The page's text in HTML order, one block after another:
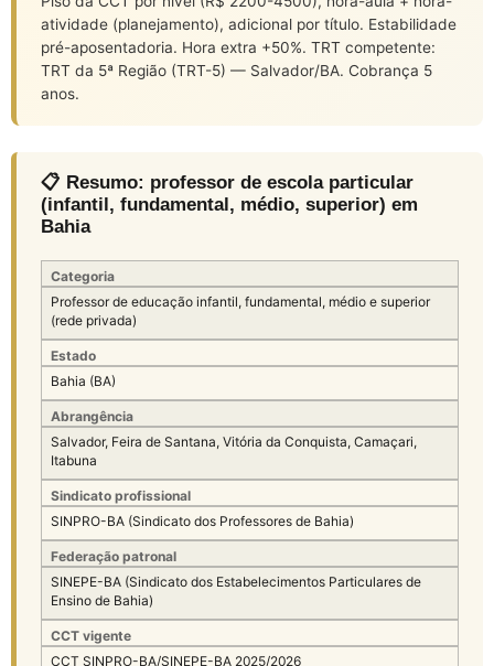
atividade (planejamento), adicional por título. Estabilidade
pré-aposentadoria. Hora extra +50%. TRT competente:
TRT da 5ª Região (TRT-5) — Salvador/BA. Cobrança 5
anos.
📋 Resumo: professor de escola particular
(infantil, fundamental, médio, superior) em
Bahia
Categoria
Professor de educação infantil, fundamental, médio e superior
(rede privada)
Estado
Bahia (BA)
Abrangência
Salvador, Feira de Santana, Vitória da Conquista, Camaçari,
Itabuna
Sindicato profissional
SINPRO-BA (Sindicato dos Professores de Bahia)
Federação patronal
SINEPE-BA (Sindicato dos Estabelecimentos Particulares de
Ensino de Bahia)
CCT vigente
CCT SINPRO-BA/SINEPE-BA 2025/2026